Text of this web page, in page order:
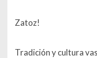
Zatoz!
Tradición y cultura